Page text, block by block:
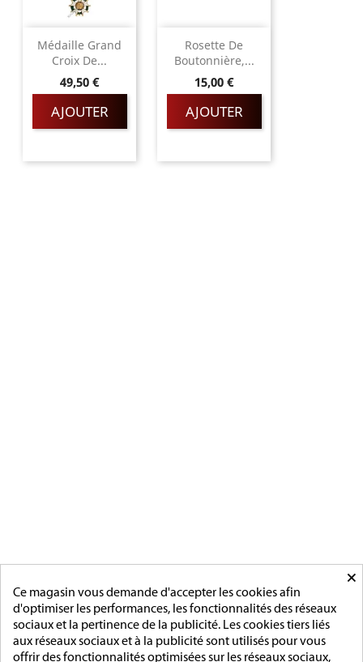
Médaille Grand
Croix De...
Prix
49,50 €
AJOUTER
Rosette De
Boutonnière,...
Prix
15,00 €
AJOUTER
PAGES
L'entreprise
Sur mesure
Mentions légales
×
Ce magasin vous demande d'accepter les cookies afin
d'optimiser les performances, les fonctionnalités des réseaux
sociaux et la pertinence de la publicité. Les cookies tiers liés
aux réseaux sociaux et à la publicité sont utilisés pour vous
offrir des fonctionnalités optimisées sur les réseaux sociaux,